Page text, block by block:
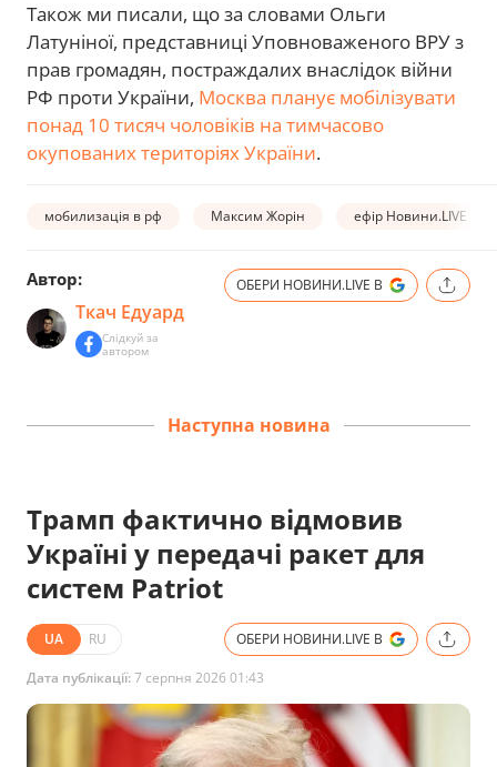
Також ми писали, що за словами Ольги
Латуніної, представниці Уповноваженого ВРУ з
прав громадян, постраждалих внаслідок війни
РФ проти України, Москва планує мобілізувати
понад 10 тисяч чоловіків на тимчасово
окупованих територіях України.
мобилизація в рф Максим Жорін ефір Новини.LIVE
Автор:
Ткач Едуард
Слідкуй за
автором
ОБЕРИ НОВИНИ.LIVE В
Наступна новина
Трамп фактично відмовив
Україні у передачі ракет для
систем Patriot
UA RU ОБЕРИ НОВИНИ.LIVE В
Дата публікації:7 серпня 2026 01:43